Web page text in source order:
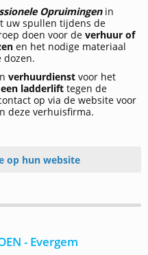
Opruimingenin
uw spullen tijdens de
doen voor de verhuur of
en het nodige materiaal
dozen.
verhuurdienst voor het
ladderlift tegen de
op via de website voor
deze verhuisfirma.
op hun website
- Evergem